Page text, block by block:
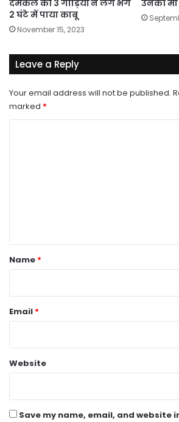
दमकल की 3 गाड़ियों ने लग भग
2 घंटे में पाया काबू
November 15, 2023
उनकी मां
Leave a Reply
Your email address will not be published.
marked *
*
Name *
Email *
Website
Save my name, email, and website